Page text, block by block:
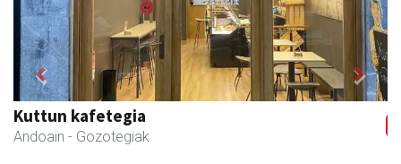
Ondarreta Ikastetxea
Andoain - Hezkuntza
Previous Next